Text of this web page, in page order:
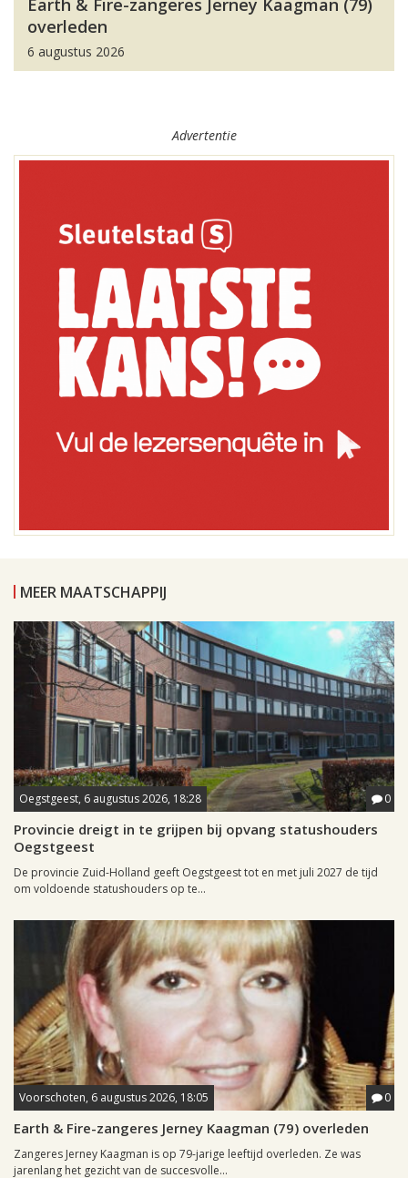
Earth & Fire-zangeres Jerney Kaagman (79)
overleden
6 augustus 2026
Advertentie
MEER MAATSCHAPPIJ
Oegstgeest, 6 augustus 2026, 18:28 0
Provincie dreigt in te grijpen bij opvang statushouders
Oegstgeest
De provincie Zuid-Holland geeft Oegstgeest tot en met juli 2027 de tijd
om voldoende statushouders op te...
Voorschoten, 6 augustus 2026, 18:05 0
Earth & Fire-zangeres Jerney Kaagman (79) overleden
Zangeres Jerney Kaagman is op 79-jarige leeftijd overleden. Ze was
jarenlang het gezicht van de succesvolle...